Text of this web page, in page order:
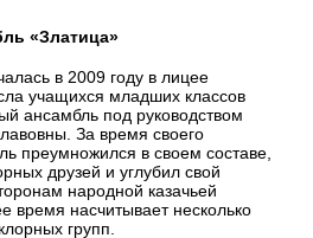
«Златица»
в 2009 году в лицее
учащихся младших классов
ансамбль под руководством
За время своего
преумножился в своем составе,
друзей и углубил свой
народной казачьей
время насчитывает несколько
групп.